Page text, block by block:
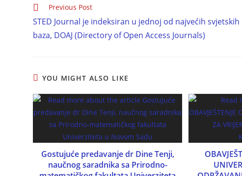
Previous Post
STED Journal je indeksiran u jednoj od najvećih svjetskih
baza, DOAJ (Directory of Open Access Journals)
YOU MIGHT ALSO LIKE
Gostujuće predavanje dr Dine Tenji,
naučnog saradnika sa Prirodno-